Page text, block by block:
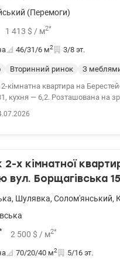
(Перемоги)
1 413 $ / м2*
46/31/6 м2 3/8 эт.
Вторинний ринок З
Берестейському проспекті, 60. Загальна площа — 46 кв. метрів,
кухня — 6,2. Розташована на
машину, газова плита,
паркет у доброму стані,
Будинок розташований за 15
магазини та державна
х кімнатної
вул. Борщагівська
, Шулявка, Солом'янський,
2 500 $ / м2*
70/20/40 м2 5/16 эт.